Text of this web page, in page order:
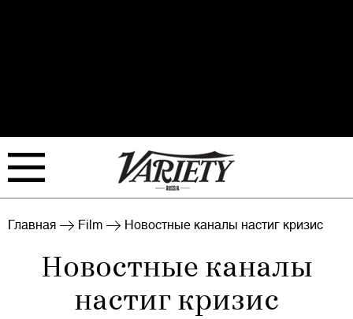
FILM TV
Главная Film Новостные каналы настиг кризис
Новостные каналы
настиг кризис